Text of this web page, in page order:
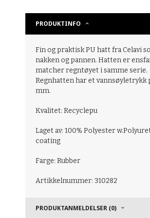
PRODUKTINFO
Fin og praktisk PU hatt fra Celavi
nakken og pannen. Hatten er
matcher regntøyet i samme serie.
Regnhatten har et vannsøyletrykk
mm.
Kvalitet: Recyclepu
Laget av: 100% Polyester
coating
Farge: Rubber
Artikkelnummer: 310282
PRODUKTANMELDELSER (0)